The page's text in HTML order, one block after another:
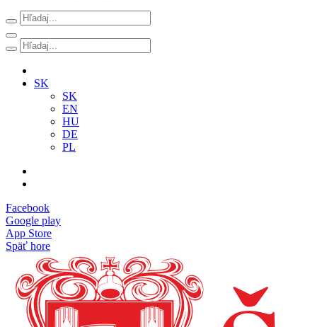
SK
SK
EN
HU
DE
PL
Facebook
Google play
App Store
Späť hore